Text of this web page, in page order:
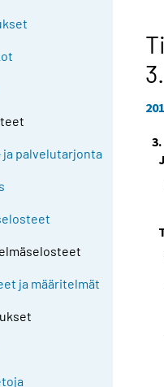
ja palvelutarjonta
ja määritelmät